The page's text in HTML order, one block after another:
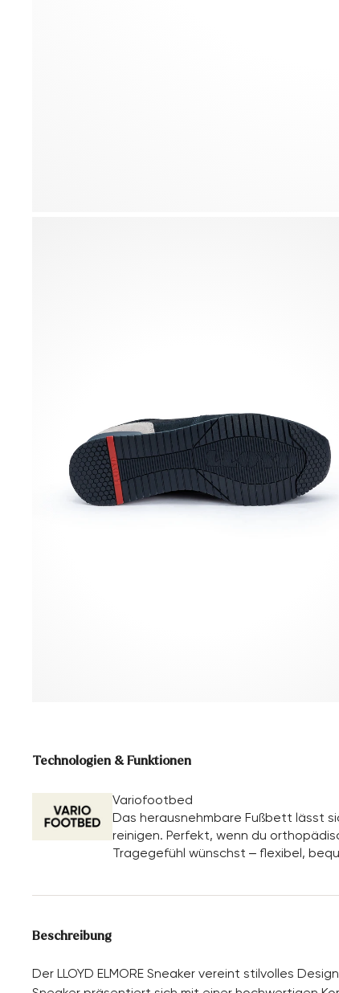
Technologien & Funktionen
Variofootbed
Das herausnehmbare Fußbett lässt
reinigen. Perfekt, wenn du
Tragegefühl wünschst – flexibel,
Beschreibung
Der LLOYD ELMORE Sneaker vereint stilvolles